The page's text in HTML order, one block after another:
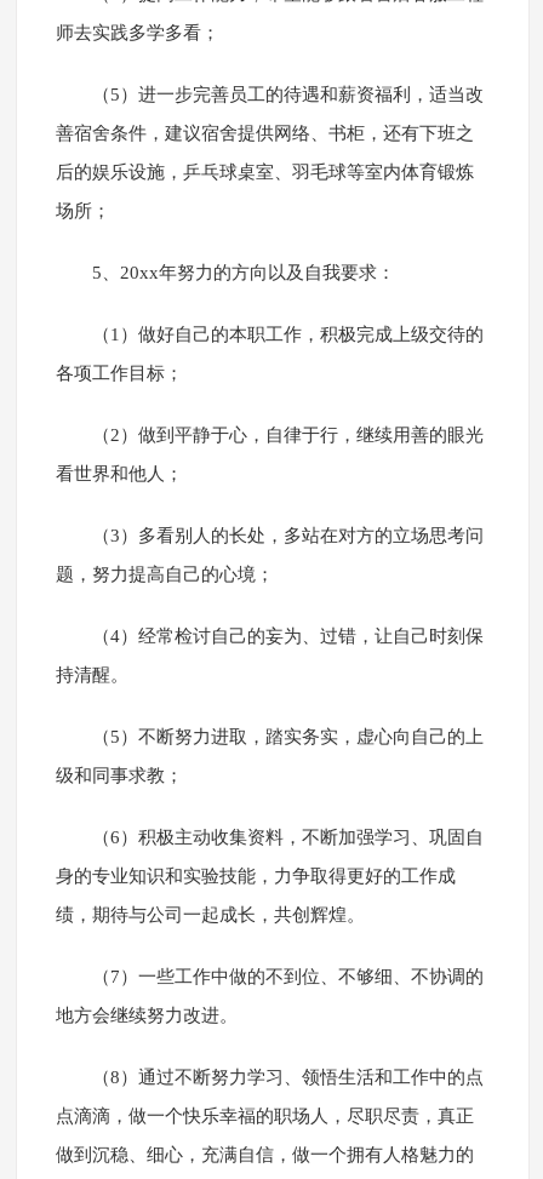
师去实践多学多看；
（5）进一步完善员工的待遇和薪资福利，适当改
善宿舍条件，建议宿舍提供网络、书柜，还有下班之
后的娱乐设施，乒乓球桌室、羽毛球等室内体育锻炼
场所；
5、20xx年努力的方向以及自我要求：
（1）做好自己的本职工作，积极完成上级交待的
各项工作目标；
（2）做到平静于心，自律于行，继续用善的眼光
看世界和他人；
（3）多看别人的长处，多站在对方的立场思考问
题，努力提高自己的心境；
（4）经常检讨自己的妄为、过错，让自己时刻保
持清醒。
（5）不断努力进取，踏实务实，虚心向自己的上
级和同事求教；
（6）积极主动收集资料，不断加强学习、巩固自
身的专业知识和实验技能，力争取得更好的工作成
绩，期待与公司一起成长，共创辉煌。
（7）一些工作中做的不到位、不够细、不协调的
地方会继续努力改进。
（8）通过不断努力学习、领悟生活和工作中的点
点滴滴，做一个快乐幸福的职场人，尽职尽责，真正
做到沉稳、细心，充满自信，做一个拥有人格魅力的